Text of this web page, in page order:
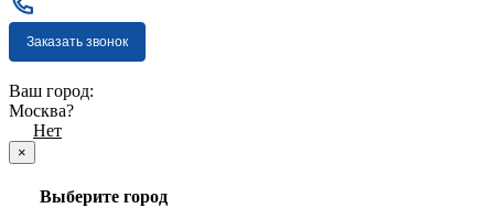
Заказать звонок
Ваш город:
Москва?
Нет
×
Выберите город